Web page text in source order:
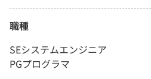
職種
SEシステムエンジニア
PGプログラマ